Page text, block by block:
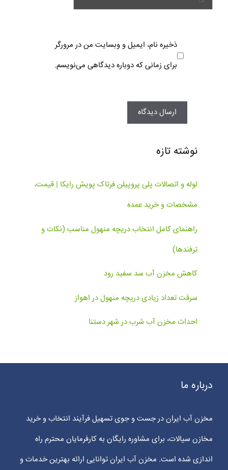
ذخیره نام، ایمیل و وبسایت من در مرورگر
برای زمانی که دوباره دیدگاهی می‌نویسم.
نوشته تازه
لوله و اتصالات پلی پروپیلن فرتاک پویش رایکا | قیمت،
مشخصات و خرید عمده
راهنمای کامل انتخاب دریچه منهول مناسب (نکات و
ترفندها)
کاهش مخزن آب سد سفید رود
سرقت تعداد زیادی دریچه منهول در اهواز
احداث مخزن آب شرب در شهر دستنا
درباره ما
مخزن آب ایران در جست و جوی تسهیل فرآیند انتخاب و خرید
مخازن سیالات، برای مشاوره رایگان به کارفرمایان محترم راه
اندازی شده است. مخزن آب ایران توانایی ارائه بهترین خدمات و